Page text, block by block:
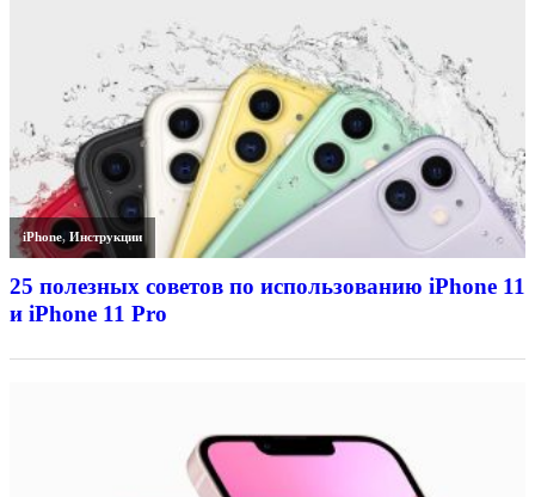
iPhone,Инструкции
25 полезных советов по использованию iPhone 11
и iPhone 11 Pro